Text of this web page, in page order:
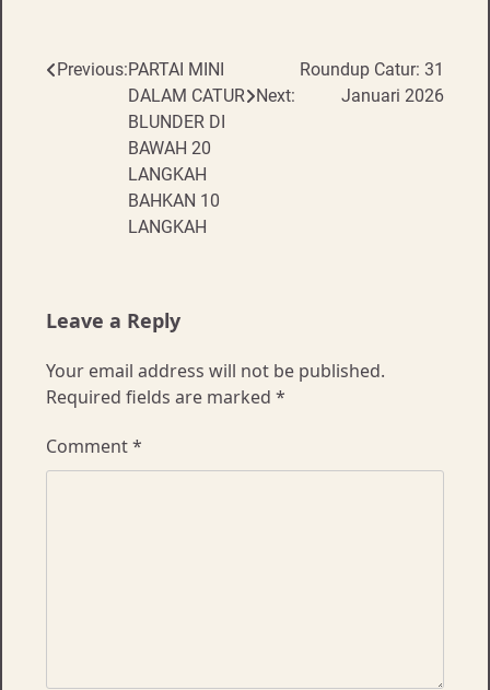
Post
navigation
Previous:PARTAI MINI
DALAM CATUR
BLUNDER DI
BAWAH 20
LANGKAH
BAHKAN 10
LANGKAH
Next:
Roundup Catur: 31
Januari 2026
Leave a Reply
Your email address will not be published.
Required fields are marked *
Comment*